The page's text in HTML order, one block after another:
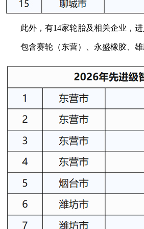
此外，有14家轮胎及相关企业，进
包含赛轮（东营）、永盛橡胶、